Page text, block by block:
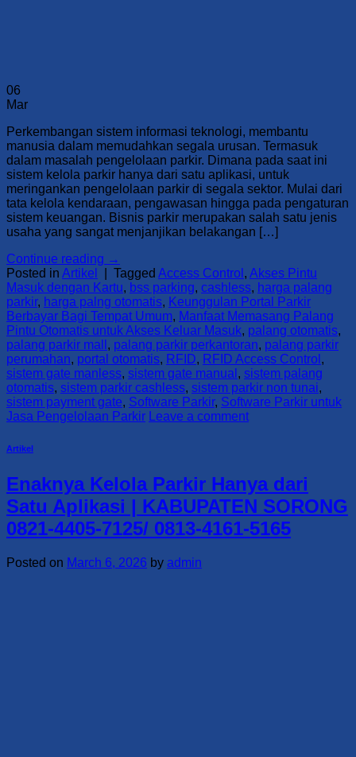
06
Mar
Perkembangan sistem informasi teknologi, membantu
manusia dalam memudahkan segala urusan. Termasuk
dalam masalah pengelolaan parkir. Dimana pada saat ini
sistem kelola parkir hanya dari satu aplikasi, untuk
meringankan pengelolaan parkir di segala sektor. Mulai dari
tata kelola kendaraan, pengawasan hingga pada pengaturan
sistem keuangan. Bisnis parkir merupakan salah satu jenis
usaha yang sangat menjanjikan belakangan […]
Continue reading →
Posted in Artikel Tagged Access Control , Akses Pintu
Masuk dengan Kartu, bss parking, cashless, harga palang
parkir, harga palng otomatis, Keunggulan Portal Parkir
Berbayar Bagi Tempat Umum, Manfaat Memasang Palang
Pintu Otomatis untuk Akses Keluar Masuk, palang otomatis,
palang parkir mall , palang parkir perkantoran, palang parkir
perumahan, portal otomatis, RFID, RFID Access Control ,
sistem gate manless, sistem gate manual , sistem palang
otomatis, sistem parkir cashless, sistem parkir non tunai,
sistem payment gate, Software Parkir, Software Parkir untuk
Jasa Pengelolaan Parkir
Leave a comment
Artikel
Enaknya Kelola Parkir Hanya dari
Satu Aplikasi | KABUPATEN SORONG
0821-4405-7125/ 0813-4161-5165
Posted on March 6, 2026 by admin